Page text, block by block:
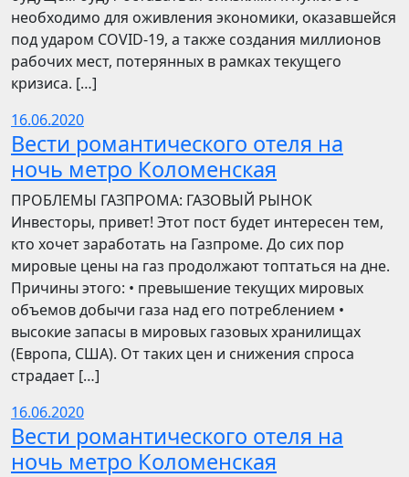
необходимо для оживления экономики, оказавшейся
под ударом COVID-19, а также создания миллионов
рабочих мест, потерянных в рамках текущего
кризиса. […]
16.06.2020
Вести романтического отеля на
ночь метро Коломенская
ПРОБЛЕМЫ ГАЗПРОМА: ГАЗОВЫЙ РЫНОК
Инвесторы, привет! Этот пост будет интересен тем,
кто хочет заработать на Газпроме. До сих пор
мировые цены на газ продолжают топтаться на дне.
Причины этого: • превышение текущих мировых
объемов добычи газа над его потреблением •
высокие запасы в мировых газовых хранилищах
(Европа, США). От таких цен и снижения спроса
страдает […]
16.06.2020
Вести романтического отеля на
ночь метро Коломенская